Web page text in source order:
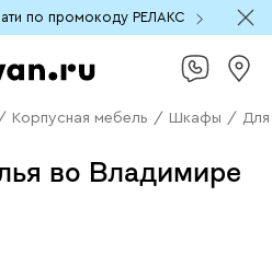
по промокоду РЕЛАКС
Корпусная мебель / Шкафы /
во Владимире